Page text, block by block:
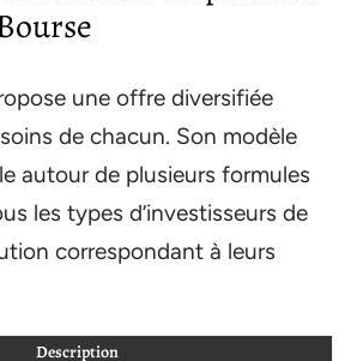
une offre diversifiée
de chacun. Son modèle
autour de plusieurs formules
les types d’investisseurs de
correspondant à leurs
Description